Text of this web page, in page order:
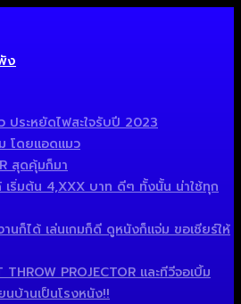
ประหยัดไฟสะใจรับปี 2023
โดยแอดแมว
สุดคุ้มก็มา
เริ่มต้น 4,XXX บาท ดีๆ ทั้งนั้น น่าใช้ทุก
นก็ได้ เล่นเกมก็ดี ดูหนังก็แจ่ม ขอเชียร์ให้
THROW PROJECTOR และทีวีจอเบิ้ม
นบ้านเป็นโรงหนัง!!